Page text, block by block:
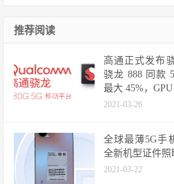
推荐阅读
高通正式发布
骁龙 888 同款
最大 45%，
2021-03-26
全球最薄5G手
全新机型证件照
2021-03-22